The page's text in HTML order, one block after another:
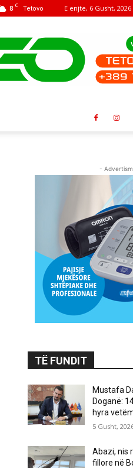
8 C Tetovo E enjte, 6 Gusht, 2026
-
TË FUNDIT
Mustafa
Doganë:
hyra
5 Gusht,
Abazi, nis
fillore në